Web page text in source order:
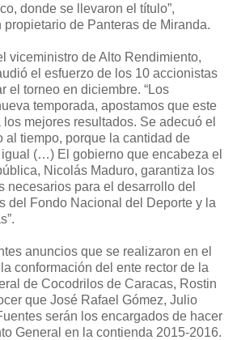
donde se llevaron el título”,
propietario de Panteras de Miranda.
viceministro de Alto Rendimiento,
el esfuerzo de los 10 accionistas
el torneo en diciembre. “Los
temporada, apostamos que este
mejores resultados. Se adecuó el
al tiempo, porque la cantidad de
(…) El gobierno que encabeza el
Nicolás Maduro, garantiza los
necesarios para el desarrollo del
del Fondo Nacional del Deporte y la
anuncios que se realizaron en el
conformación del ente rector de la
de Cocodrilos de Caracas, Rostin
que José Rafael Gómez, Julio
serán los encargados de hacer
General en la contienda 2015-2016.